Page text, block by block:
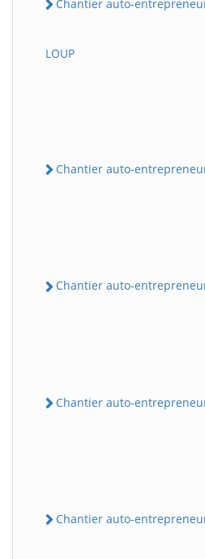
Chantier auto-entrepreneur
LOUP
Chantier auto-
Chantier auto-entrepreneur
Chantier auto-entrepreneur
Chantier auto-entrepreneur